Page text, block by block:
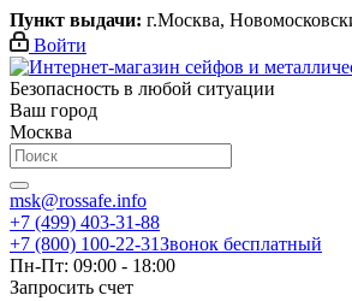
Пункт выдачи: г.Москва,
Войти
Безопасность в любой ситуации
Ваш город
Москва
msk@rossafe.info
+7 (499) 403-31-88
+7 (800) 100-22-31Звонок бесплатный
Пн-Пт: 09:00 - 18:00
Запросить счет